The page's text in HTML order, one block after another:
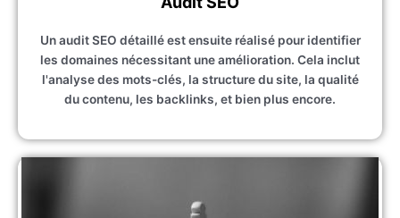
Un audit SEO détaillé est ensuite réalisé pour identifier
les domaines nécessitant une amélioration. Cela inclut
l'analyse des mots-clés, la structure du site, la qualité
du contenu, les backlinks, et bien plus encore.